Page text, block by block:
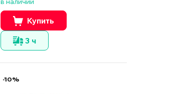
Купить
3 ч
-10%